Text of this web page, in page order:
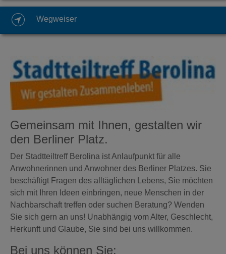
Wegweiser
Gemeinsam mit Ihnen, gestalten wir
den Berliner Platz.
Der Stadtteiltreff Berolina ist Anlaufpunkt für alle
Anwohnerinnen und Anwohner des Berliner Platzes. Sie
beschäftigt Fragen des alltäglichen Lebens, Sie möchten
sich mit Ihren Ideen einbringen, neue Menschen in der
Nachbarschaft treffen oder suchen Beratung? Wenden
Sie sich gern an uns! Unabhängig vom Alter, Geschlecht,
Herkunft und Glaube, Sie sind bei uns willkommen.
Bei uns können Sie: